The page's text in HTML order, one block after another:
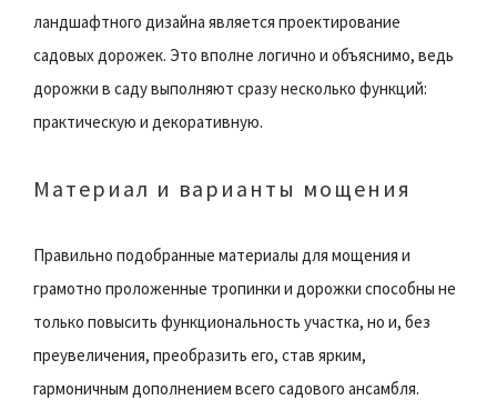
ландшафтного дизайна является проектирование
садовых дорожек. Это вполне логично и объяснимо, ведь
дорожки в саду выполняют сразу несколько функций:
практическую и декоративную.
Материал и варианты мощения
Правильно подобранные материалы для мощения и
грамотно проложенные тропинки и дорожки способны не
только повысить функциональность участка, но и, без
преувеличения, преобразить его, став ярким,
гармоничным дополнением всего садового ансамбля.